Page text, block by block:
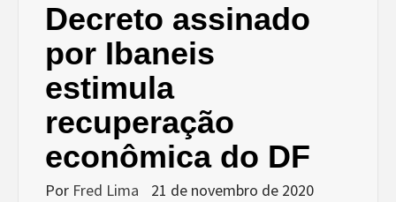
Decreto assinado
por Ibaneis
estimula
recuperação
econômica do DF
Por Fred Lima 21 de novembro de 2020